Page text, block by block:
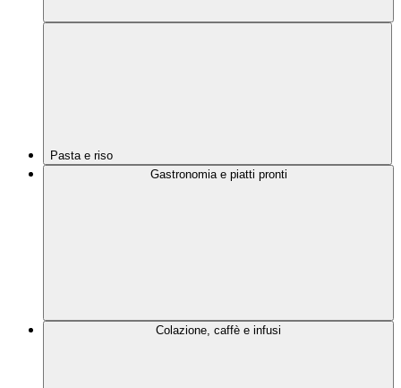
Pasta e riso
Gastronomia e piatti pronti
Colazione, caffè e infusi